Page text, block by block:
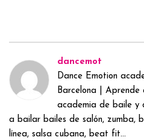
dancemot
Dance Emotion
Barcelona | Aprende
academia de baile y
a bailar bailes de salón, zumba,
línea, salsa cubana, beat fit...